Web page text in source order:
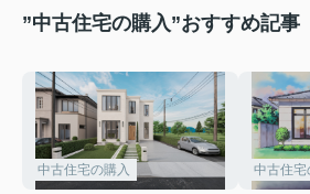
”中古住宅の購入”おすすめ記事
中古住宅の購入 中古住宅